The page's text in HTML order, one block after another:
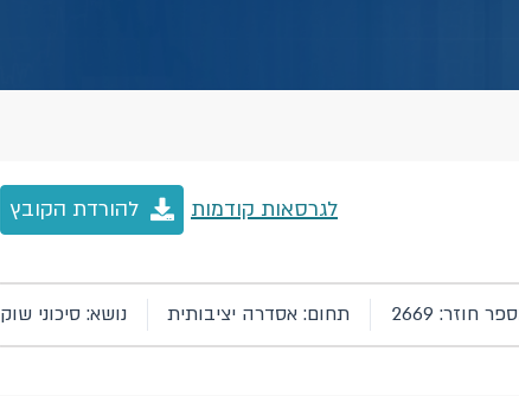
לגרסאות קודמות להורדת הקובץ
חוזר: 2669 תחום: אסדרה יציבותית נושא: סיכוני שוק